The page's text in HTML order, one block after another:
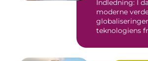
Indledning: I dagens
moderne
teknologiens